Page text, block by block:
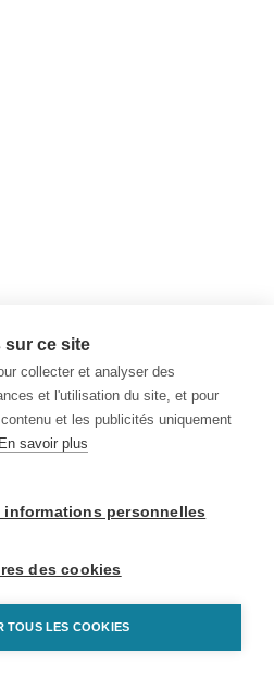
sur ce site
collecter et analyser des
et l'utilisation du site, et pour
et les publicités uniquement
En savoir plus
informations personnelles
des cookies
TOUS LES COOKIES